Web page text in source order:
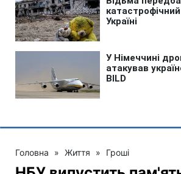
Головна » Життя » Гроші